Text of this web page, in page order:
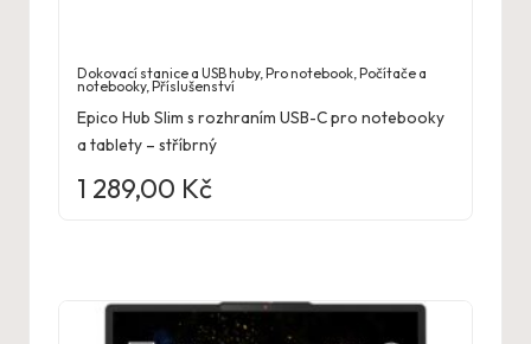
Dokovací stanice a USB huby,Pro notebook,Počítače a
notebooky,Příslušenství
Epico Hub Slim s rozhraním USB-C pro notebooky
a tablety – stříbrný
1 289,00 Kč